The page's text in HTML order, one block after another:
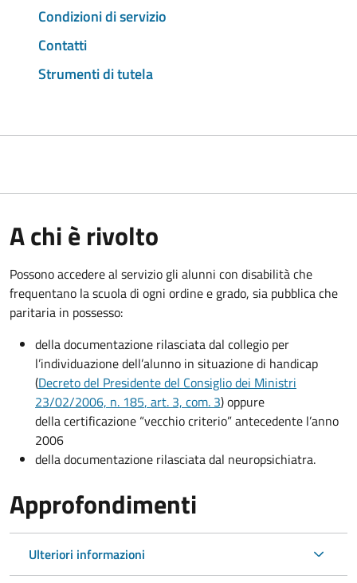
Condizioni di servizio
Contatti
Strumenti di tutela
A chi è rivolto
Possono accedere al servizio gli alunni con disabilità che
frequentano la scuola di ogni ordine e grado, sia pubblica che
paritaria in possesso:
della documentazione rilasciata dal collegio per
l’individuazione dell’alunno in situazione di handicap
(Decreto del Presidente del Consiglio dei Ministri
23/02/2006, n. 185, art. 3, com. 3) oppure
della certificazione “vecchio criterio” antecedente l’anno
2006
della documentazione rilasciata dal neuropsichiatra.
Approfondimenti
Ulteriori informazioni